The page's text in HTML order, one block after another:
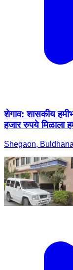
शेगाव: शासकीय
हजार रुपये मिळाला
Shegaon,